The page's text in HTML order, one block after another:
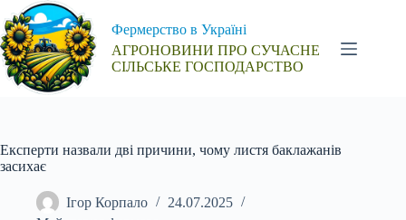
Перейти
до
вмісту
Фермерство в Україні
АГРОНОВИНИ ПРО СУЧАСНЕ
СІЛЬСЬКЕ ГОСПОДАРСТВО
Експерти назвали дві причини, чому листя баклажанів
засихає
Ігор Корпало
24.07.2025